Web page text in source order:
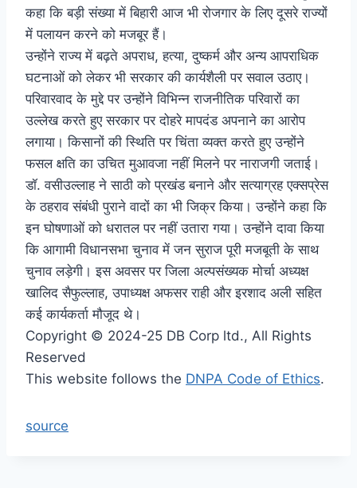
कहा कि बड़ी संख्या में बिहारी आज भी रोजगार के लिए दूसरे राज्यों
में पलायन करने को मजबूर हैं।
उन्होंने राज्य में बढ़ते अपराध, हत्या, दुष्कर्म और अन्य आपराधिक
घटनाओं को लेकर भी सरकार की कार्यशैली पर सवाल उठाए।
परिवारवाद के मुद्दे पर उन्होंने विभिन्न राजनीतिक परिवारों का
उल्लेख करते हुए सरकार पर दोहरे मापदंड अपनाने का आरोप
लगाया। किसानों की स्थिति पर चिंता व्यक्त करते हुए उन्होंने
फसल क्षति का उचित मुआवजा नहीं मिलने पर नाराजगी जताई।
डॉ. वसीउल्लाह ने साठी को प्रखंड बनाने और सत्याग्रह एक्सप्रेस
के ठहराव संबंधी पुराने वादों का भी जिक्र किया। उन्होंने कहा कि
इन घोषणाओं को धरातल पर नहीं उतारा गया। उन्होंने दावा किया
कि आगामी विधानसभा चुनाव में जन सुराज पूरी मजबूती के साथ
चुनाव लड़ेगी। इस अवसर पर जिला अल्पसंख्यक मोर्चा अध्यक्ष
खालिद सैफुल्लाह, उपाध्यक्ष अफसर राही और इरशाद अली सहित
कई कार्यकर्ता मौजूद थे।
Copyright © 2024-25 DB Corp ltd., All Rights
Reserved
This website follows the DNPA Code of Ethics.
source